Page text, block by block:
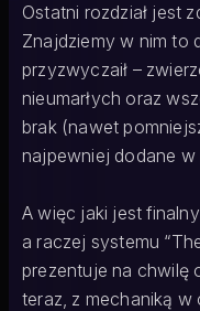
Ostatni rozdział jest
Znajdziemy w nim to
przyzwyczaił –
nieumarłych oraz
brak (nawet
najpewniej dodane w
A więc jaki jest
a raczej systemu
prezentuje na chwilę
teraz, z mechaniką